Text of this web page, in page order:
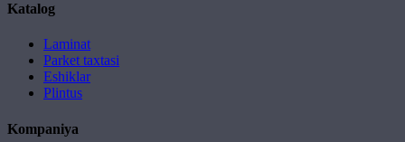
Katalog
Laminat
Parket taxtasi
Eshiklar
Plintus
Kompaniya